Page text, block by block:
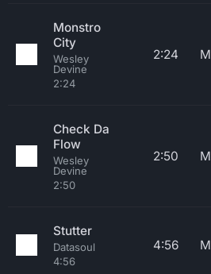
Monstro
City
Wesley
Devine
2:24
2:24
Check Da
Flow
Wesley
Devine
2:50
2:50
Stutter
Datasoul
4:56
4:56